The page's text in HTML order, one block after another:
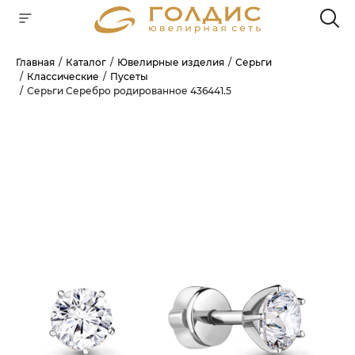
Главная Каталог Ювелирные изделия
Серьги
Классические
Пусеты
Серьги Серебро родированное 436441.5
Для клиентов всех банков
Сегодня